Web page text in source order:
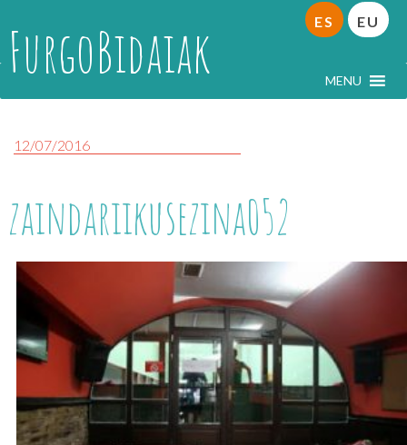
FurgoBidaiak MENU
ES EU
12/07/2016
zaindariikusezina052